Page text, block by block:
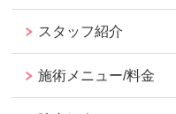
スタッフ紹介
施術メニュー/料金